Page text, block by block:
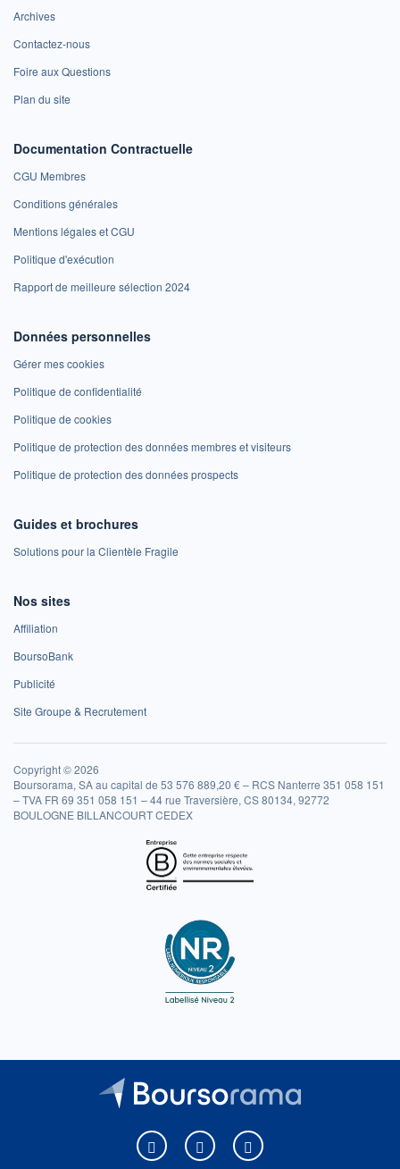
Archives
Contactez-nous
Foire aux Questions
Plan du site
Documentation Contractuelle
CGU Membres
Conditions générales
Mentions légales et CGU
Politique d'exécution
Rapport de meilleure sélection 2024
Données personnelles
Gérer mes cookies
Politique de confidentialité
Politique de cookies
Politique de protection des données membres et visiteurs
Politique de protection des données prospects
Guides et brochures
Solutions pour la Clientèle Fragile
Nos sites
Affiliation
BoursoBank
Publicité
Site Groupe & Recrutement
Copyright © 2026
Boursorama, SA au capital de 53 576 889,20 € – RCS Nanterre 351 058 151
– TVA FR 69 351 058 151 – 44 rue Traversière, CS 80134, 92772
BOULOGNE BILLANCOURT CEDEX
Boursorama sur Facebook
Boursorama sur XBoursorama sur